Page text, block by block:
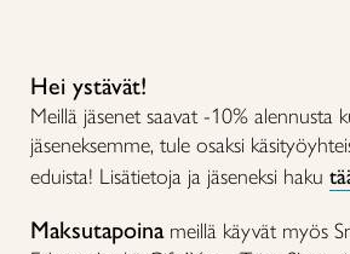
Hei ystävät!
Meillä jäsenet saavat -10% alennusta
jäseneksemme, tule osaksi
eduista! Lisätietoja ja jäseneksi haku
Maksutapoinameillä käyvät myös